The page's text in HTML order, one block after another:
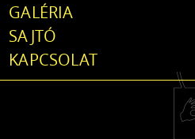
GALÉRIA
SAJTÓ
KAPCSOLAT